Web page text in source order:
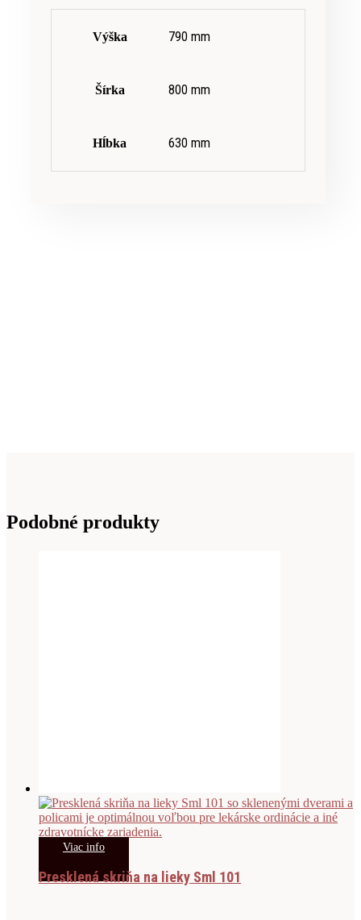
Výška 790 mm
Šírka 800 mm
Hĺbka 630 mm
Podobné produkty
Viac info
Presklená skriňa na lieky Sml 101